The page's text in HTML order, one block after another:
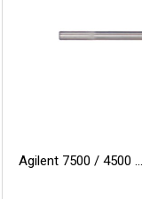
Agilent 7500 / 4500